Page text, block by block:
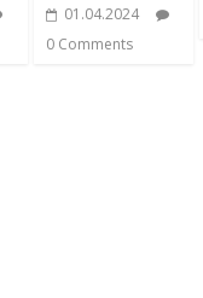
01.04.2024
0 Comments